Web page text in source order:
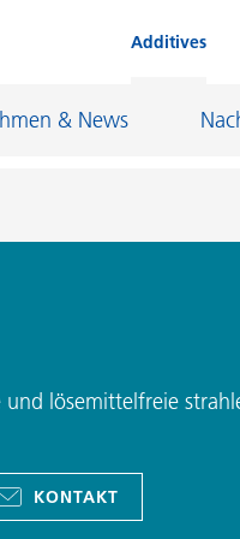
Additives
& News
Feuerfestindustrie
lösemittelfreie
KONTAKT